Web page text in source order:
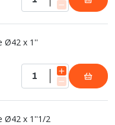
Ø42 x 1''
Ø42 x 1''1/2